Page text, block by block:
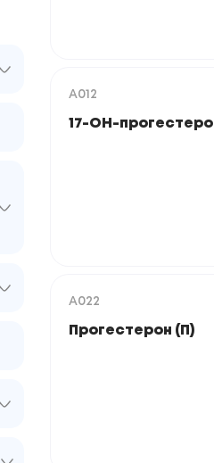
A012
17-ОН-
A022
Прогестерон (П)